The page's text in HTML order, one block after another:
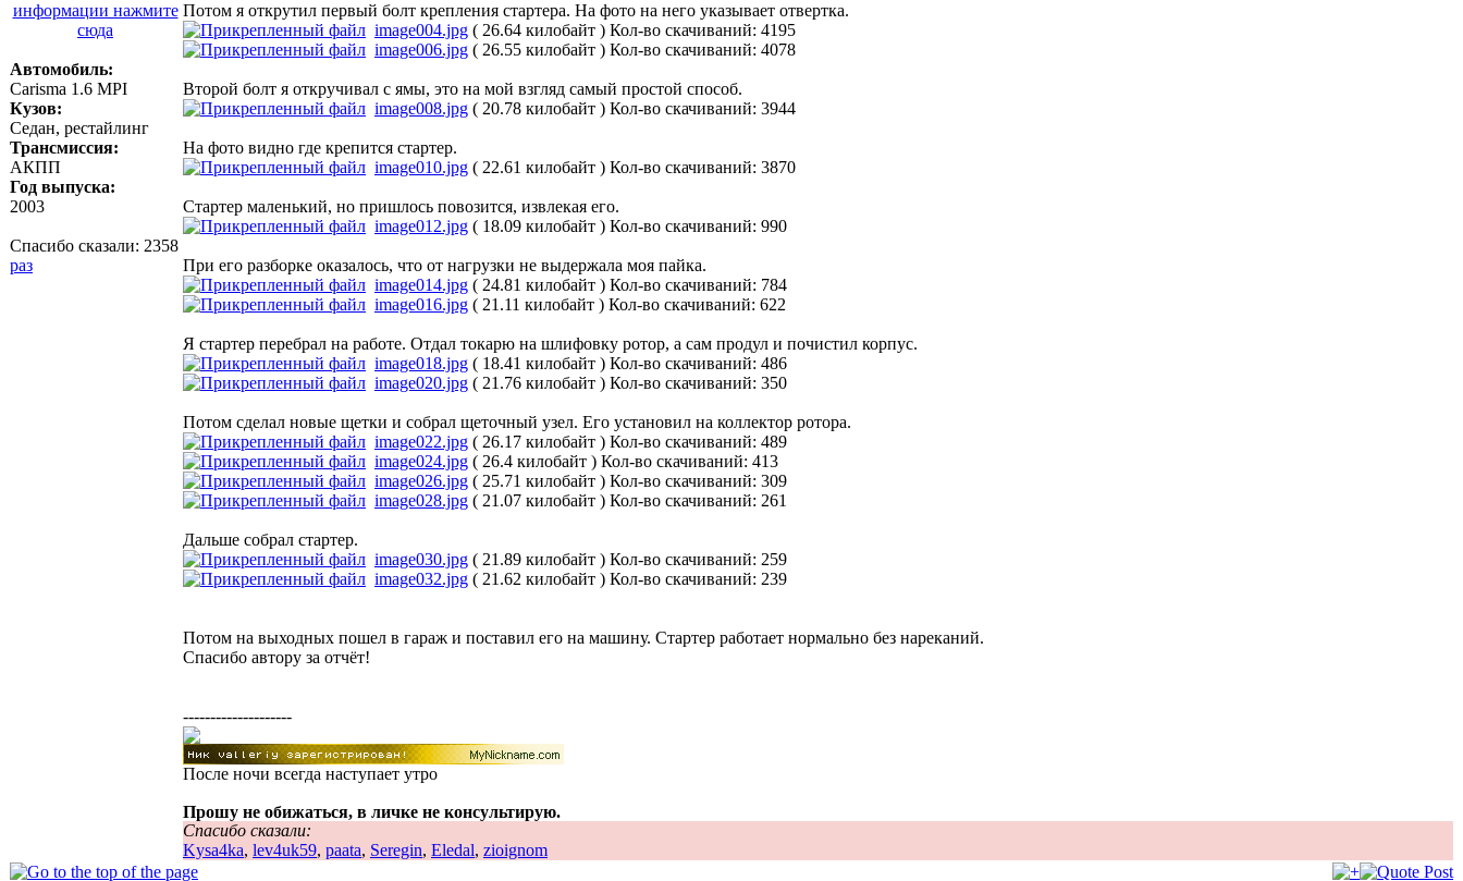
Автомобиль:
Carisma 1.6 MPI
Кузов:
Седан, рестайлинг
Трансмиссия:
АКПП
Год выпуска:
2003
Спасибо сказали: 2358
раз
Потом я открутил первый болт крепления стартера. На фото на него указывает отвертка.
image004.jpg ( 26.64 килобайт ) Кол-во скачиваний: 4195
image006.jpg ( 26.55 килобайт ) Кол-во скачиваний: 4078
Второй болт я откручивал с ямы, это на мой взгляд самый простой способ.
image008.jpg ( 20.78 килобайт ) Кол-во скачиваний: 3944
На фото видно где крепится стартер.
image010.jpg ( 22.61 килобайт ) Кол-во скачиваний: 3870
Стартер маленький, но пришлось повозится, извлекая его.
image012.jpg ( 18.09 килобайт ) Кол-во скачиваний: 990
При его разборке оказалось, что от нагрузки не выдержала моя пайка.
image014.jpg ( 24.81 килобайт ) Кол-во скачиваний: 784
image016.jpg ( 21.11 килобайт ) Кол-во скачиваний: 622
Я стартер перебрал на работе. Отдал токарю на шлифовку ротор, а сам продул и почистил корпус.
image018.jpg ( 18.41 килобайт ) Кол-во скачиваний: 486
image020.jpg ( 21.76 килобайт ) Кол-во скачиваний: 350
Потом сделал новые щетки и собрал щеточный узел. Его установил на коллектор ротора.
image022.jpg ( 26.17 килобайт ) Кол-во скачиваний: 489
image024.jpg ( 26.4 килобайт ) Кол-во скачиваний: 413
image026.jpg ( 25.71 килобайт ) Кол-во скачиваний: 309
image028.jpg ( 21.07 килобайт ) Кол-во скачиваний: 261
Дальше собрал стартер.
image030.jpg ( 21.89 килобайт ) Кол-во скачиваний: 259
image032.jpg ( 21.62 килобайт ) Кол-во скачиваний: 239
Потом на выходных пошел в гараж и поставил его на машину. Стартер работает нормально без нареканий.
Спасибо автору за отчёт!
--------------------
После ночи всегда наступает утро
Прошу не обижаться, в личке не консультирую.
Спасибо сказали:
Kysa4ka, lev4uk59, paata, Seregin, Eledal, zioignom